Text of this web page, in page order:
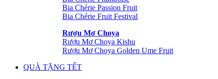
Bia Chérie Passion Fruit
Bia Chérie Fruit Festival
Rượu Mơ Choya
Rượu Mơ Choya Kishu
Rượu Mơ Choya Golden Ume Fruit
QUÀ TẶNG TẾT